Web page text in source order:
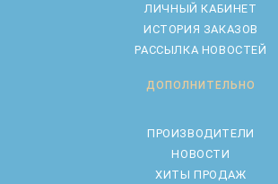
ЛИЧНЫЙ КАБИНЕТ
ИСТОРИЯ ЗАКАЗОВ
РАССЫЛКА НОВОСТЕЙ
ДОПОЛНИТЕЛЬНО
ПРОИЗВОДИТЕЛИ
НОВОСТИ
ХИТЫ ПРОДАЖ